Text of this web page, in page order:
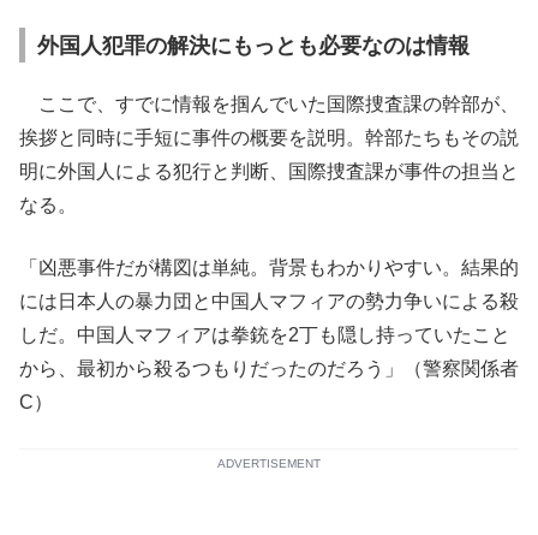
外国人犯罪の解決にもっとも必要なのは情報
ここで、すでに情報を掴んでいた国際捜査課の幹部が、
挨拶と同時に手短に事件の概要を説明。幹部たちもその説
明に外国人による犯行と判断、国際捜査課が事件の担当と
なる。
「凶悪事件だが構図は単純。背景もわかりやすい。結果的
には日本人の暴力団と中国人マフィアの勢力争いによる殺
しだ。中国人マフィアは拳銃を2丁も隠し持っていたこと
から、最初から殺るつもりだったのだろう」（警察関係者
C）
ADVERTISEMENT